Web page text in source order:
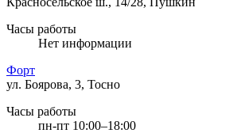
Часы работы
Нет информации
Форт
ул. Боярова, 3, Тосно
Часы работы
пн-пт 10:00–18:00